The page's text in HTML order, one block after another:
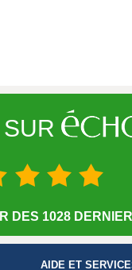
DES 1028
AIDE ET